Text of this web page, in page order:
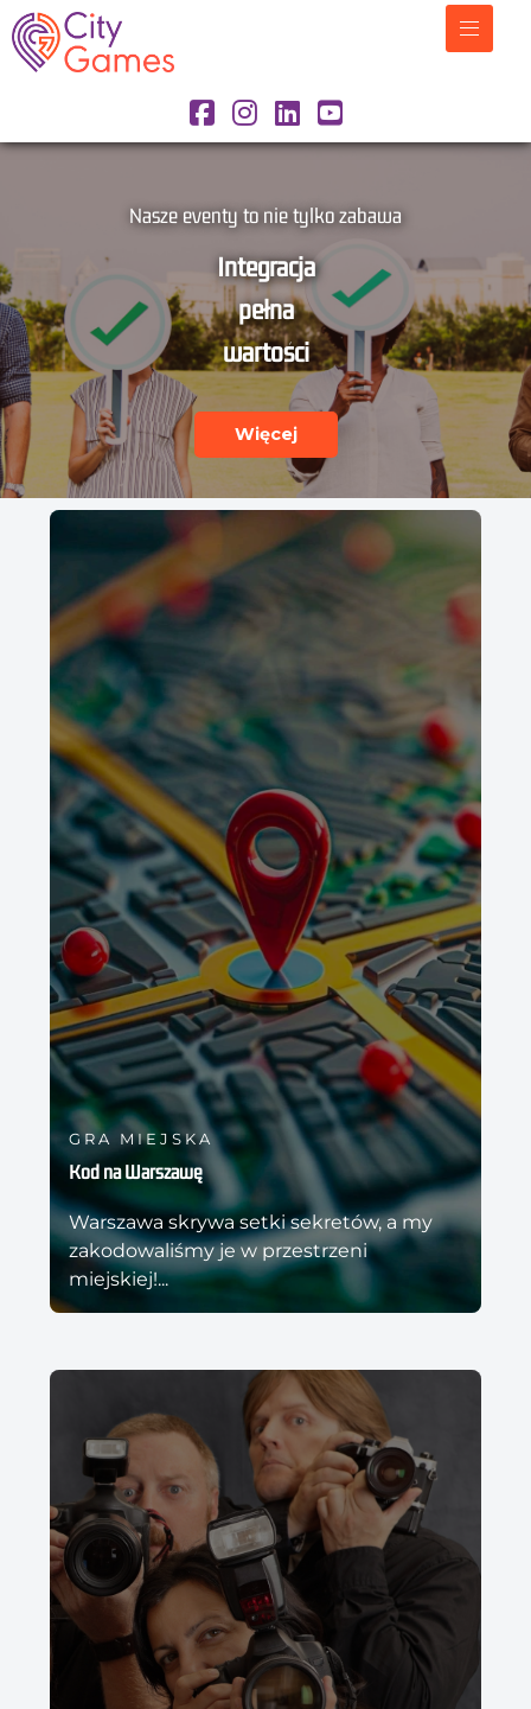
Emocjonująca i dynamiczna
Gra miejska
z aplikacją
Więcej
GRA MIEJSKA
Kod na Warszawę
Warszawa skrywa setki sekretów, a my
zakodowaliśmy je w przestrzeni
miejskiej!...